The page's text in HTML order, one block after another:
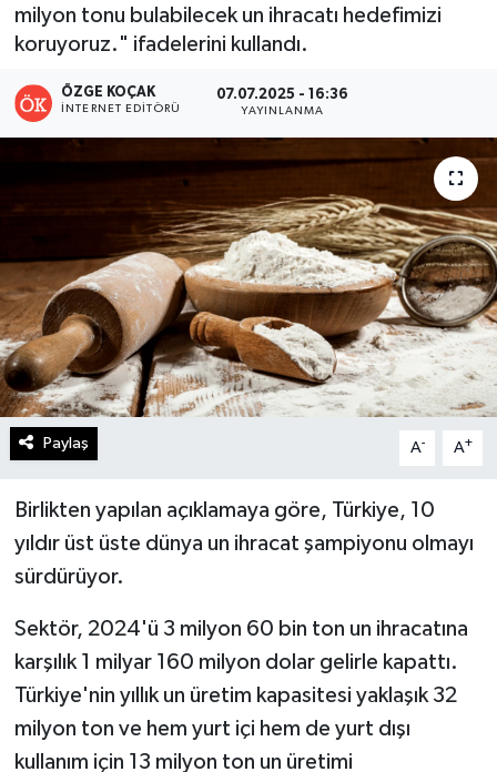
milyon tonu bulabilecek un ihracatı hedefimizi
koruyoruz." ifadelerini kullandı.
ÖZGE KOÇAK
İNTERNET EDITÖRÜ
07.07.2025 - 16:36
YAYINLANMA
Paylaş A- A+
Birlikten yapılan açıklamaya göre, Türkiye, 10
yıldır üst üste dünya un ihracat şampiyonu olmayı
sürdürüyor.
Sektör, 2024'ü 3 milyon 60 bin ton un ihracatına
karşılık 1 milyar 160 milyon dolar gelirle kapattı.
Türkiye'nin yıllık un üretim kapasitesi yaklaşık 32
milyon ton ve hem yurt içi hem de yurt dışı
kullanım için 13 milyon ton un üretimi
Sağlık
Teknoloji
Turizm
Lider Haber TV Canlı Yayın izle
Son Dakika Haberleri
Haber Arşivi